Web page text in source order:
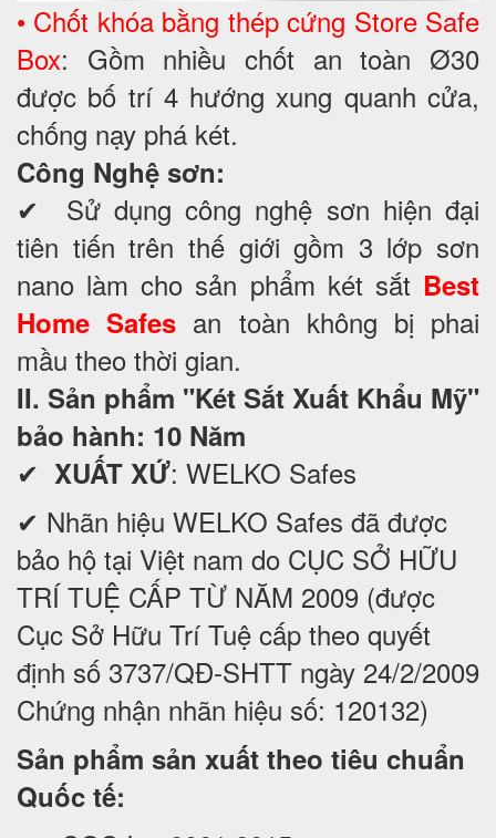
• Chốt khóa bằng thép cứng Store Safe
Box: Gồm nhiều chốt an toàn Ø30
được bố trí 4 hướng xung quanh cửa,
chống nạy phá két.
Công Nghệ sơn:
✔ Sử dụng công nghệ sơn hiện đại
tiên tiến trên thế giới gồm 3 lớp sơn
nano làm cho sản phẩm két sắt Best
Home Safes an toàn không bị phai
mầu theo thời gian.
II. Sản phẩm "Két Sắt Xuất Khẩu Mỹ"
bảo hành: 10 Năm
✔ XUẤT XỨ: WELKO Safes
✔ Nhãn hiệu WELKO Safes đã được
bảo hộ tại Việt nam do CỤC SỞ HỮU
TRÍ TUỆ CẤP TỪ NĂM 2009 (được
Cục Sở Hữu Trí Tuệ cấp theo quyết
định số 3737/QĐ-SHTT ngày 24/2/2009
Chứng nhận nhãn hiệu số: 120132)
Sản phẩm sản xuất theo tiêu chuẩn
Quốc tế: